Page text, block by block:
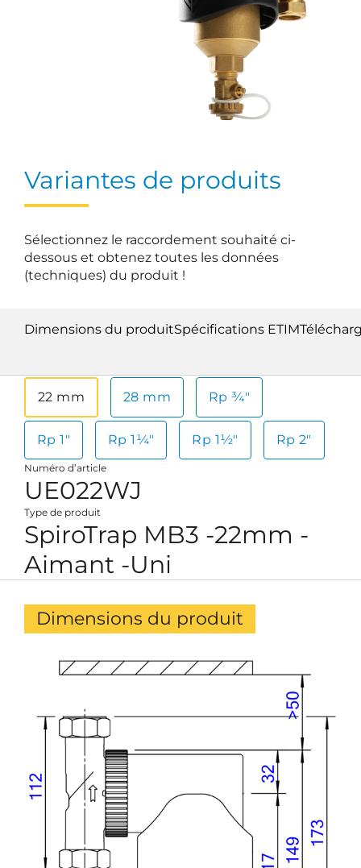
Variantes de produits
Sélectionnez le raccordement souhaité ci-
dessous et obtenez toutes les données
(techniques) du produit !
Dimensions du produitSpécifications ETIM
22 mm 28 mm Rp ¾"
Rp 1" Rp 1¼" Rp 1½" Rp 2"
Numéro d’article
UE022WJ
Type de produit
SpiroTrap MB3 -22mm -
Aimant -Uni
Dimensions du produit